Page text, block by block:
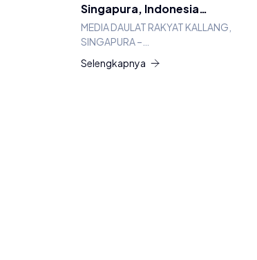
Singapura, Indonesia…
MEDIA DAULAT RAKYAT KALLANG,
SINGAPURA –…
Selengkapnya